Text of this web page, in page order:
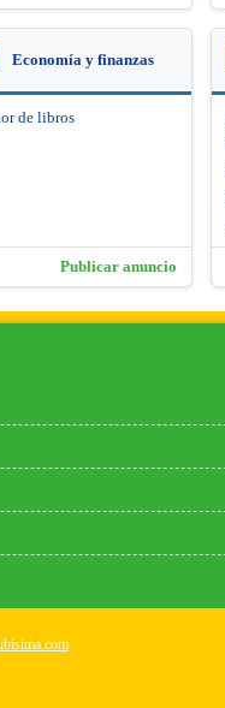
Economía y finanzas
de libros
Publicar anuncio